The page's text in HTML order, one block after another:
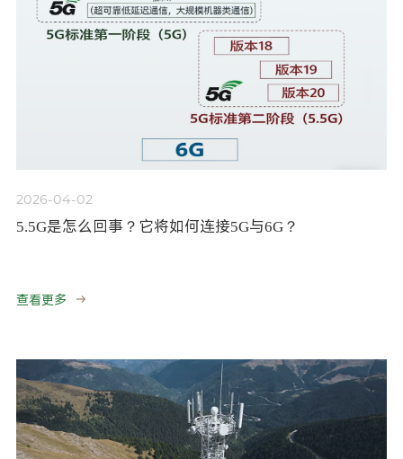
2026-04-02
5.5G是怎么回事？它将如何连接5G与6G？
查看更多